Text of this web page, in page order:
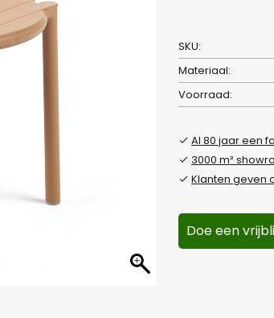
SKU:
Materiaal:
Voorraad:
Al 80 jaar een
3000 m²
Klanten geven
Doe een